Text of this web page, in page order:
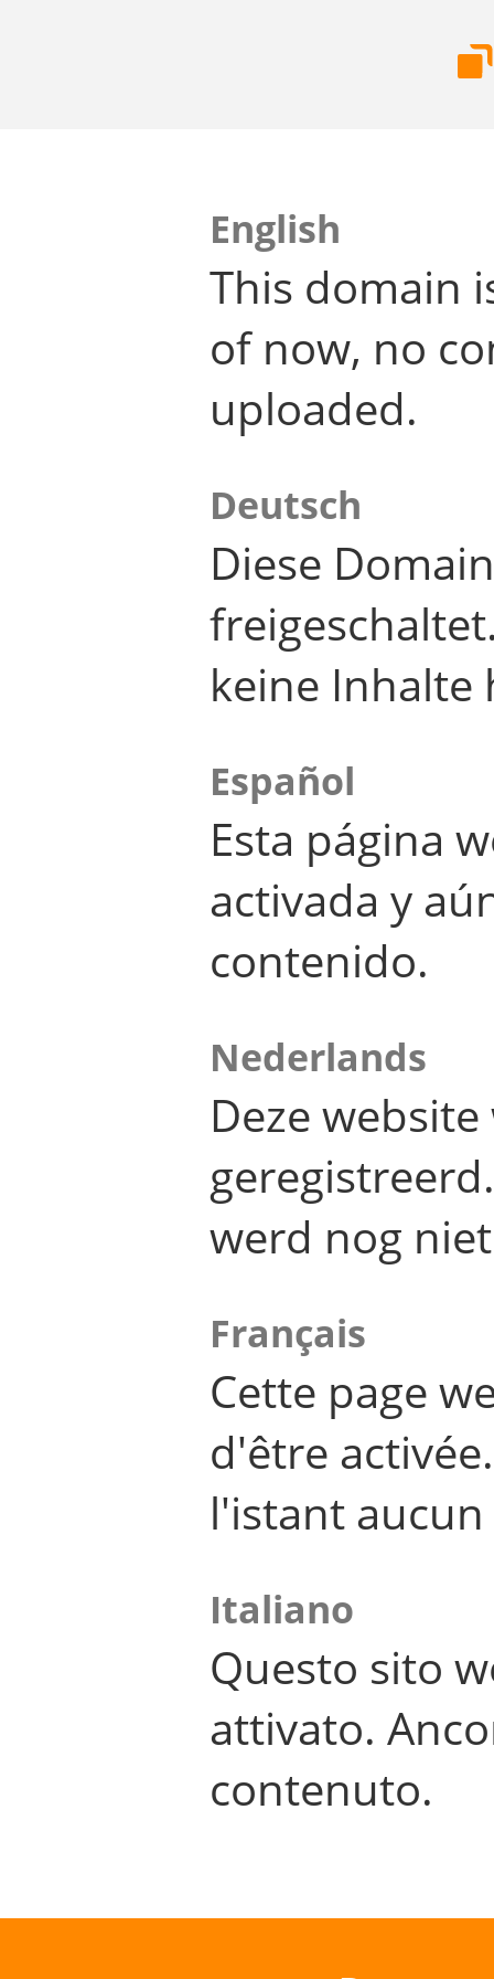
English
This domain
of now, no
uploaded.
Deutsch
Diese
keine Inhalte
Español
Esta página
activada y
contenido.
Nederlands
Deze
werd nog
Français
Cette page
d'être
l'istant
Italiano
Questo sito
attivato.
contenuto.